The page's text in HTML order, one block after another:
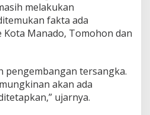
melakukan
fakta ada
Manado, Tomohon dan
pengembangan tersangka.
akan ada
ujarnya.